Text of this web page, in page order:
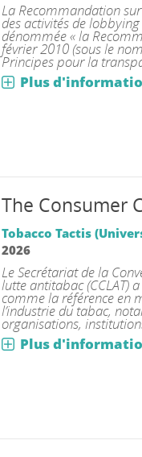
La Recommandation
des activités de
dénommée « la
février 2010 (sous le
Principes pour la
Plus
The Consumer
Tobacco Tactis
2026
Le Secrétariat de la
lutte antitabac (CCLAT)
comme la référence en
l’industrie du tabac,
organisations,
Plus